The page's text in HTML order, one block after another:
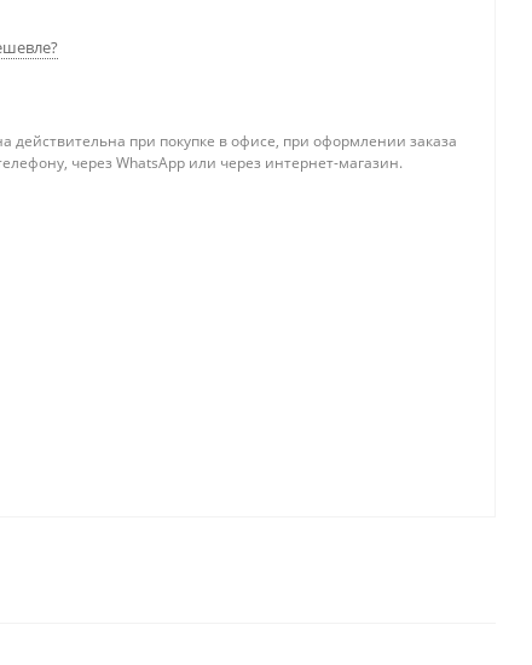
действительна при покупке в офисе, при оформлении заказа
через WhatsApp или через интернет-магазин.